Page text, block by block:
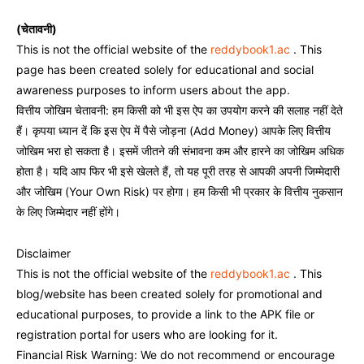
(चेतावनी)
This is not the official website of the reddybook1.ac . This
page has been created solely for educational and social
awareness purposes to inform users about the app.
वित्तीय जोखिम चेतावनी: हम किसी को भी इस ऐप का उपयोग करने की सलाह नहीं देते
हैं। कृपया ध्यान दें कि इस ऐप में पैसे जोड़ना (Add Money) आपके लिए वित्तीय
जोखिम भरा हो सकता है। इसमें जीतने की संभावना कम और हारने का जोखिम अधिक
होता है। यदि आप फिर भी इसे खेलते हैं, तो यह पूरी तरह से आपकी अपनी जिम्मेदारी
और जोखिम (Your Own Risk) पर होगा। हम किसी भी प्रकार के वित्तीय नुकसान
के लिए जिम्मेदार नहीं होंगे।
Disclaimer
This is not the official website of the reddybook1.ac . This
blog/website has been created solely for promotional and
educational purposes, to provide a link to the APK file or
registration portal for users who are looking for it.
Financial Risk Warning: We do not recommend or encourage